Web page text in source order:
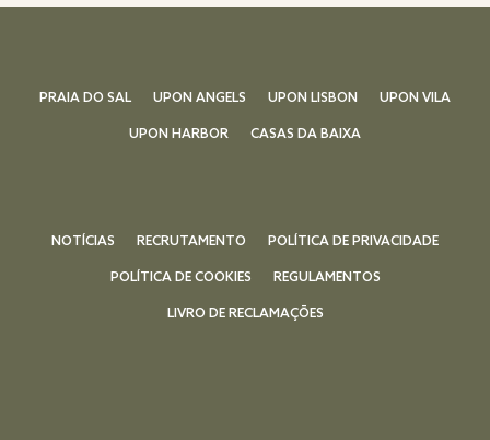
PRAIA DO SAL UPON ANGELS UPON LISBON UPON VILA
UPON HARBOR CASAS DA BAIXA
NOTÍCIAS RECRUTAMENTO POLÍTICA DE PRIVACIDADE
POLÍTICA DE COOKIES REGULAMENTOS
LIVRO DE RECLAMAÇÕES